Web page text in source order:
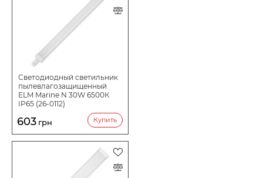
Светодиодный светильник
пылевлагозащищенный
ELM Marine N 30W 6500К
IP65 (26-0112)
603 грн Купить